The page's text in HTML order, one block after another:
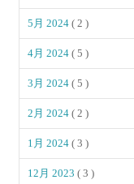
5月 2024( 2 )
4月 2024( 5 )
3月 2024( 5 )
2月 2024( 2 )
1月 2024( 3 )
12月 2023( 3 )